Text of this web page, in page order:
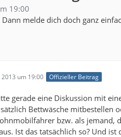
19:00
melde dich doch ganz
2013 um 19:00 Offizieller Beitrag
gerade eine Diskussion mit
Bettwäsche mitbestellen
bzw. als jemand,
Ist das tatsächlich so? Und